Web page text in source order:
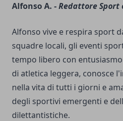
Alfonso A. -Redattore Sport
Alfonso vive e respira sport
squadre locali, gli eventi
tempo libero con
di atletica leggera, conosce
nella vita di tutti i giorni e
degli sportivi emergenti e
dilettantistiche.